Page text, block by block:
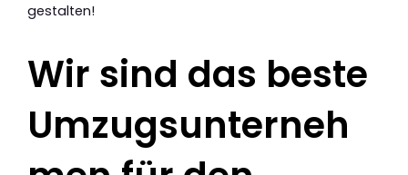
gestalten!
Wir sind das beste
Umzugsunterneh